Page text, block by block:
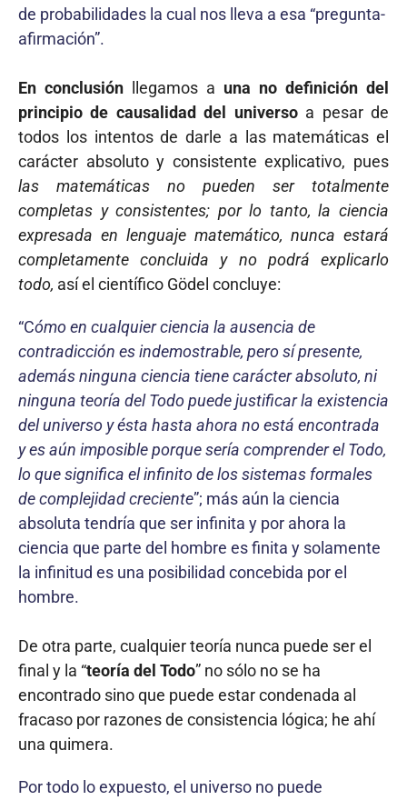
de probabilidades la cual nos lleva a esa “pregunta-
afirmación”.
En conclusión llegamos a una no definición del
principio de causalidad del uni­verso a pesar de
todos los intentos de darle a las matemáticas el
carácter absoluto y consistente explicativo, pues
las matemáticas no pueden ser totalmente
completas y consistentes; por lo tanto, la ciencia
expresada en lenguaje matemático, nunca estará
completamente concluida y no podrá explicarlo
todo, así el científico Gödel concluye:
“Cómo en cualquier ciencia la ausencia de
contradicción es indemostrable, pero sí presente,
además ninguna ciencia tiene carácter absoluto, ni
ninguna teoría del Todo puede justificar la existencia
del universo y ésta hasta ahora no está encontrada
y es aún imposible porque sería comprender el Todo,
lo que significa el infinito de los sis­temas formales
de complejidad creciente”; más aún la ciencia
absoluta tendría que ser infinita y por ahora la
ciencia que parte del hombre es finita y solamente
la infinitud es una posibilidad concebida por el
hombre.
De otra parte, cualquier teoría nunca puede ser el
final y la “teoría del Todo” no sólo no se ha
encontrado sino que puede estar condenada al
fracaso por razones de consis­tencia lógica; he ahí
una quimera.
Por todo lo expuesto, el universo no puede